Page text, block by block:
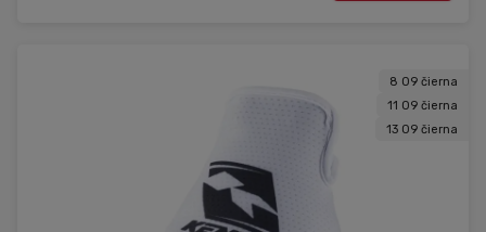
8 09 čierna
11 09 čierna
13 09 čierna